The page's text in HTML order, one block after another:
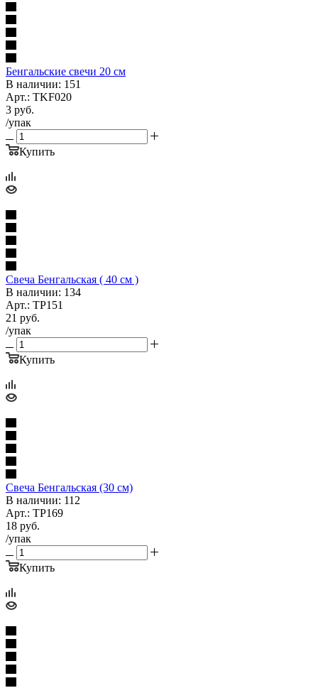
Бенгальские свечи 20 см
В наличии: 151
Арт.: TKF020
3 руб.
/упак
Купить
Свеча Бенгальская ( 40 см )
В наличии: 134
Арт.: TP151
21 руб.
/упак
Купить
Свеча Бенгальская (30 см)
В наличии: 112
Арт.: TP169
18 руб.
/упак
Купить